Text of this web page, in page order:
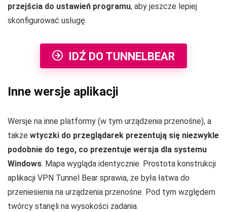
przejścia do ustawień programu, aby jeszcze lepiej
skonfigurować usługę.
IDŹ DO TUNNELBEAR
Inne wersje aplikacji
Wersje na inne platformy (w tym urządzenia przenośne), a
także wtyczki do przeglądarek prezentują się niezwykle
podobnie do tego, co prezentuje wersja dla systemu
Windows. Mapa wygląda identycznie. Prostota konstrukcji
aplikacji VPN Tunnel Bear sprawia, że była łatwa do
przeniesienia na urządzenia przenośne. Pod tym względem
twórcy stanęli na wysokości zadania.